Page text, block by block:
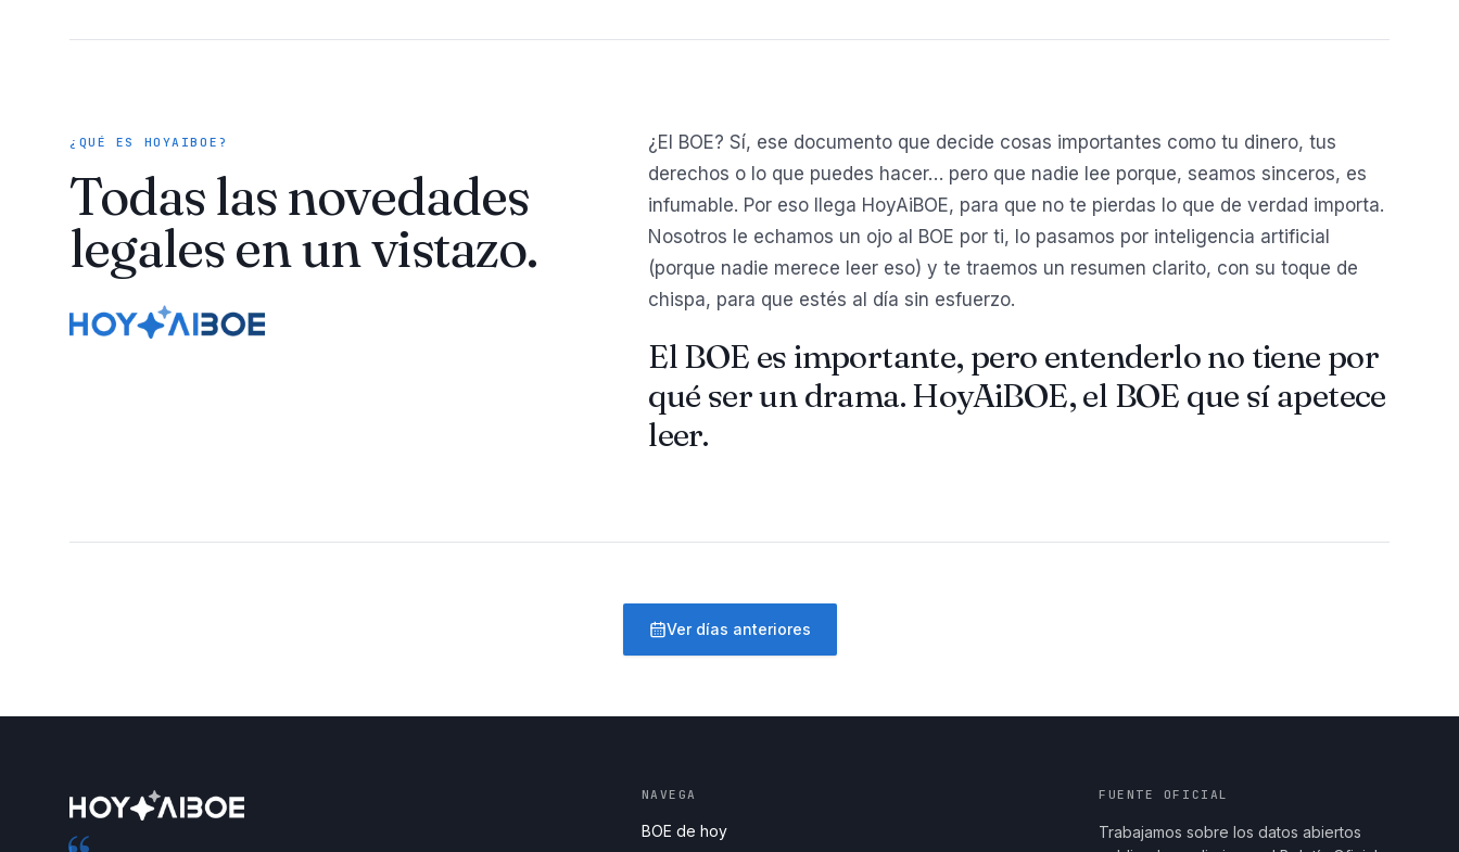
¿QUÉ ES HOYAIBOE?
Todas las novedades
legales en un vistazo.
¿El BOE? Sí, ese documento que decide cosas importantes como tu dinero, tus
derechos o lo que puedes hacer… pero que nadie lee porque, seamos sinceros, es
infumable. Por eso llega HoyAiBOE, para que no te pierdas lo que de verdad importa.
Nosotros le echamos un ojo al BOE por ti, lo pasamos por inteligencia artificial
(porque nadie merece leer eso) y te traemos un resumen clarito, con su toque de
chispa, para que estés al día sin esfuerzo.
El BOE es importante, pero entenderlo no tiene por
qué ser un drama. HoyAiBOE, el BOE que sí apetece
leer.
Ver días anteriores
NAVEGA
BOE de hoy
FUENTE OFICIAL
Trabajamos sobre los datos abiertos